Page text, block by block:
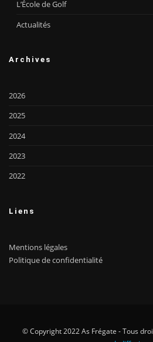
L’École de Golf
Actualités
Archives
2026
2025
2024
2023
2022
Liens
Mentions légales
Politique de confidentialité
© Copyright 2022 As Frégate - Tous